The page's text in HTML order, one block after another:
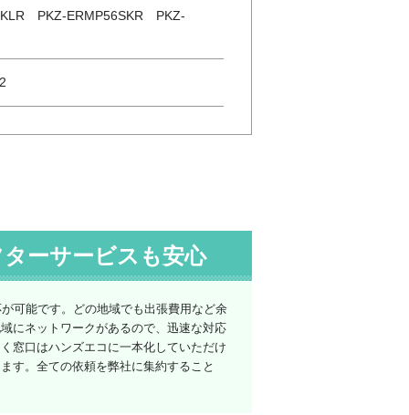
PKZ-ERMP56SKR PKZ-
ーサービスも安心
可能です。どの地域でも出張費用など余
にネットワークがあるので、迅速な対応
窓口はハンズエコに一本化していただけ
す。全ての依頼を弊社に集約すること